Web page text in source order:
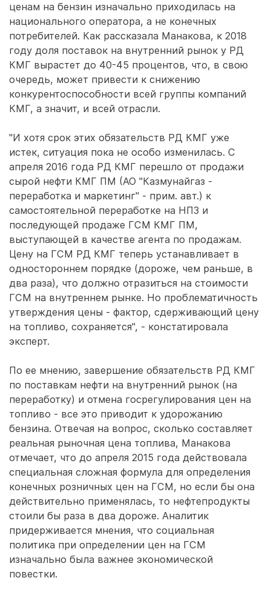
ценам на бензин изначально приходилась на
национального оператора, а не конечных
потребителей. Как рассказала Манакова, к 2018
году доля поставок на внутренний рынок у РД
КМГ вырастет до 40-45 процентов, что, в свою
очередь, может привести к снижению
конкурентоспособности всей группы компаний
КМГ, а значит, и всей отрасли.
"И хотя срок этих обязательств РД КМГ уже
истек, ситуация пока не особо изменилась. С
апреля 2016 года РД КМГ перешло от продажи
сырой нефти КМГ ПМ (АО "Казмунайгаз -
переработка и маркетинг" - прим. авт.) к
самостоятельной переработке на НПЗ и
последующей продаже ГСМ КМГ ПМ,
выступающей в качестве агента по продажам.
Цену на ГСМ РД КМГ теперь устанавливает в
одностороннем порядке (дороже, чем раньше, в
два раза), что должно отразиться на стоимости
ГСМ на внутреннем рынке. Но проблематичность
утверждения цены - фактор, сдерживающий цену
на топливо, сохраняется", - констатировала
эксперт.
По ее мнению, завершение обязательств РД КМГ
по поставкам нефти на внутренний рынок (на
переработку) и отмена госрегулирования цен на
топливо - все это приводит к удорожанию
бензина. Отвечая на вопрос, сколько составляет
реальная рыночная цена топлива, Манакова
отмечает, что до апреля 2015 года действовала
специальная сложная формула для определения
конечных розничных цен на ГСМ, но если бы она
действительно применялась, то нефтепродукты
стоили бы раза в два дороже. Аналитик
придерживается мнения, что социальная
политика при определении цен на ГСМ
изначально была важнее экономической
повестки.